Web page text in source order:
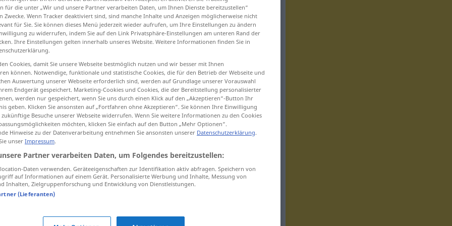
acento LING
acentoagudo
acentodinámico
für die unter „Wir und unsere Partner verarbeiten Daten, um Ihnen Dienste bereitzustellen“
Zwecke. Wenn Tracker deaktiviert sind, sind manche Inhalte und Anzeigen möglicherweise nicht
für Sie. Sie können dieses Menü jederzeit wieder aufrufen, um Ihre Einstellungen zu ändern
zu widerrufen, indem Sie auf den Link Privatsphäre-Einstellungen am unteren Rand der
Ihre Einstellungen gelten innerhalb unseres Website. Weitere Informationen finden Sie in
Cookies, damit Sie unsere Webseite bestmöglich nutzen und wir besser mit Ihnen
können. Notwendige, funktionale und statistische Cookies, die für den Betrieb der Webseite und
Auswertung unserer Webseite erforderlich sind, werden auf Grundlage unserer Vorauswahl
Endgerät gespeichert. Marketing-Cookies und Cookies, die der Bereitstellung personalisierter
werden nur gespeichert, wenn Sie uns durch einen Klick auf den „Akzeptieren“-Button Ihr
geben. Klicken Sie ansonsten auf „Fortfahren ohne Akzeptieren“. Sie können Ihre Einwilligung
Besuche unserer Webseite widerrufen. Wenn Sie weitere Informationen zu den Cookies
möchten, klicken Sie einfach auf den Button „Mehr Optionen“.
Hinweise zu der Datenverarbeitung entnehmen Sie ansonsten unserer Datenschutzerklärung.
unser Impressum.
Partner verarbeiten Daten, um Folgendes bereitzustellen:
Daten verwenden. Geräteeigenschaften zur Identifikation aktiv abfragen. Speichern von
auf Informationen auf einem Gerät. Personalisierte Werbung und Inhalte, Messung von
Inhalten, Zielgruppenforschung und Entwicklung von Dienstleistungen.
(Lieferanten)